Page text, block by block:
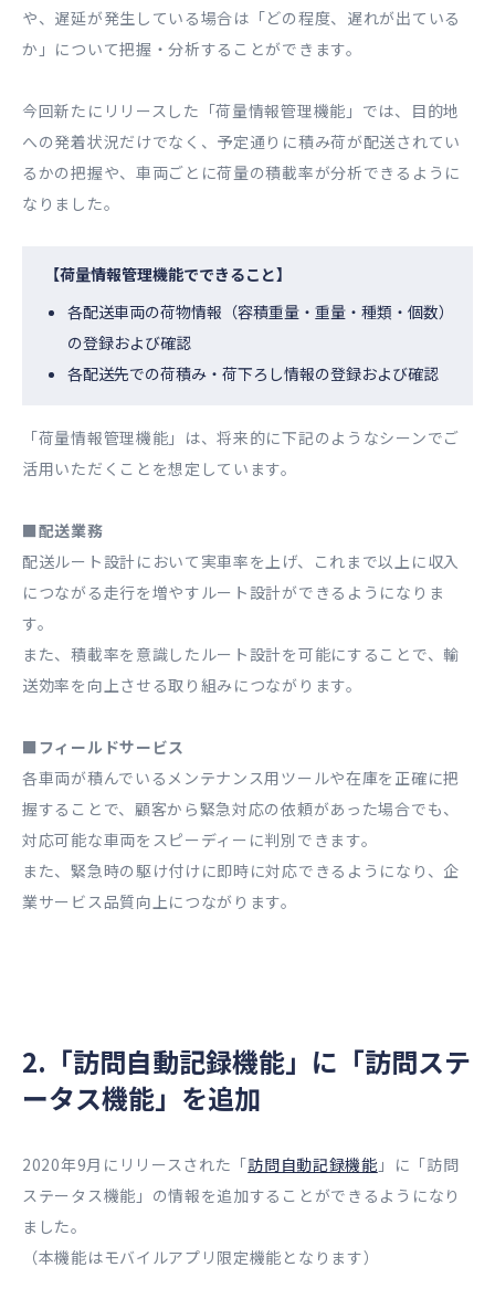
や、遅延が発生している場合は「どの程度、遅れが出ている
か」について把握・分析することができます。
今回新たにリリースした「荷量情報管理機能」では、目的地
への発着状況だけでなく、予定通りに積み荷が配送されてい
るかの把握や、車両ごとに荷量の積載率が分析できるように
なりました。
【荷量情報管理機能でできること】
各配送車両の荷物情報（容積重量・重量・種類・個数）
の登録および確認
各配送先での荷積み・荷下ろし情報の登録および確認
「荷量情報管理機能」は、将来的に下記のようなシーンでご
活用いただくことを想定しています。
■配送業務
配送ルート設計において実車率を上げ、これまで以上に収入
につながる走行を増やすルート設計ができるようになりま
す。
また、積載率を意識したルート設計を可能にすることで、輸
送効率を向上させる取り組みにつながります。
■フィールドサービス
各車両が積んでいるメンテナンス用ツールや在庫を正確に把
握することで、顧客から緊急対応の依頼があった場合でも、
対応可能な車両をスピーディーに判別できます。
また、緊急時の駆け付けに即時に対応できるようになり、企
業サービス品質向上につながります。
2.「訪問自動記録機能」に「訪問ステ
ータス機能」を追加
2020年9月にリリースされた「訪問自動記録機能 」に「訪問
ステータス機能」の情報を追加することができるようになり
ました。
（本機能はモバイルアプリ限定機能となります）